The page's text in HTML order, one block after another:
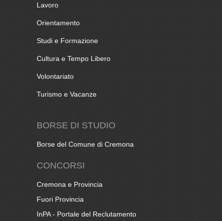
Lavoro
Orientamento
Studi e Formazione
Cultura e Tempo Libero
Volontariato
Turismo e Vacanze
BORSE DI STUDIO
Borse del Comune di Cremona
CONCORSI
Cremona e Provincia
Fuori Provincia
InPA - Portale del Reclutamento